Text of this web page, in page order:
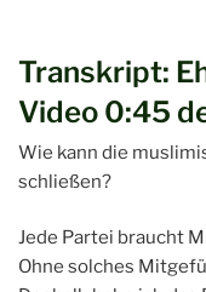
Transkript:
Video 0:45
Wie kann die
schließen?
Jede Partei braucht
Ohne solches